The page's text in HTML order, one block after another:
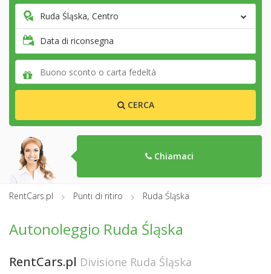
Ruda Śląska, Centro
Data di riconsegna
CERCA
Chiamaci
RentCars.pl Punti di ritiro Ruda Śląska
Autonoleggio Ruda Śląska
RentCars.pl Divisione Ruda Śląska